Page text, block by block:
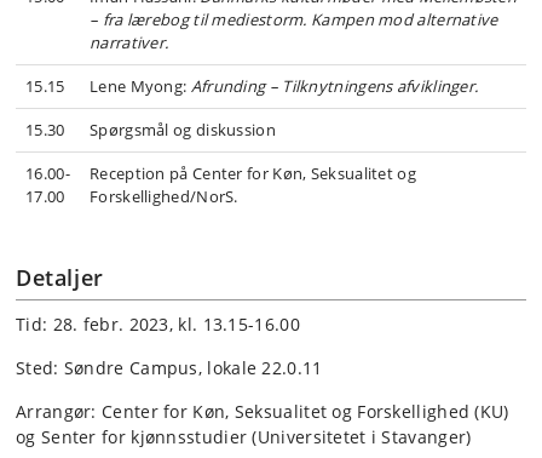
– fra lærebog til mediestorm. Kampen mod alternative
narrativer.
15.15
Lene Myong: Afrunding – Tilknytningens afviklinger.
15.30
Spørgsmål og diskussion
16.00-
17.00
Reception på Center for Køn, Seksualitet og
Forskellighed/NorS.
Detaljer
Tid: 28. febr. 2023, kl. 13.15-16.00
Sted: Søndre Campus, lokale 22.0.11
Arrangør: Center for Køn, Seksualitet og Forskellighed (KU)
og Senter for kjønnsstudier (Universitetet i Stavanger)